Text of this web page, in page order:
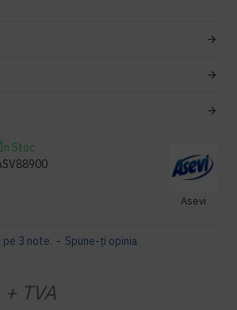
În Stoc
Asevi
3 note. - Spune-ţi opinia
+ TVA